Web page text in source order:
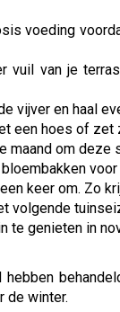
voeding
vuil van je
vijver en haal
een hoes of zet
maand om
keer om. Zo
volgende
te genieten in
de winter.